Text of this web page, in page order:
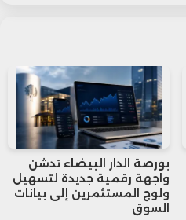
20 مقاولة مدرجة بالبورصة، ربحا
بورصة الدار البيضاء تدشن
واجهة رقمية جديدة لتسهيل
ولوج المستثمرين إلى بيانات
السوق